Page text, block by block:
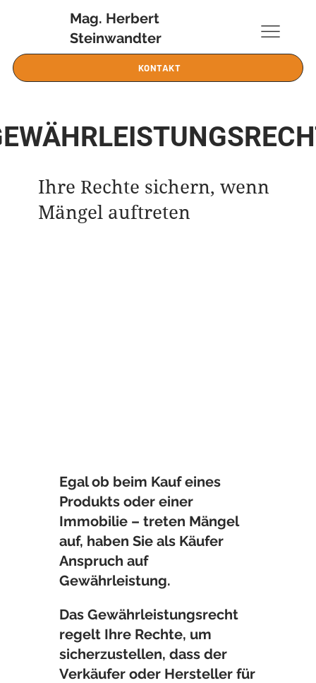
Mag. Herbert
Steinwandter
KONTAKT
Ihre Rechte sichern, wenn
Mängel auftreten
Egal ob beim Kauf eines
Produkts oder einer
Immobilie – treten Mängel
auf, haben Sie als Käufer
Anspruch auf
Gewährleistung.
Das Gewährleistungsrecht
regelt Ihre Rechte, um
sicherzustellen, dass der
Verkäufer oder Hersteller für